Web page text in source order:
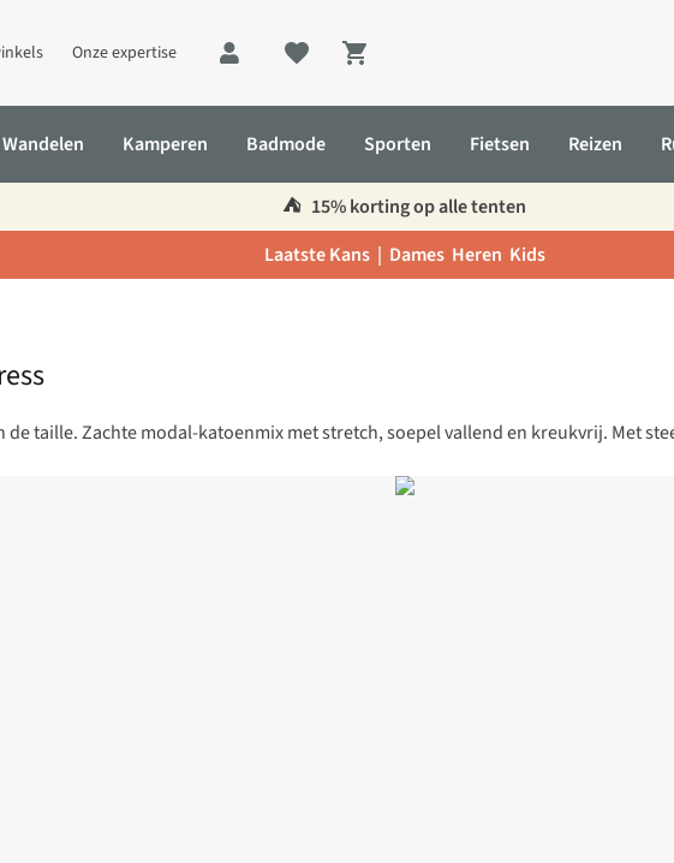
Onze expertise
Shopping cart
Wandelen Kamperen Badmode Sporten Fietsen Reizen
⛺️ 15% korting op alle tenten
Laatste Kans | Dames Heren Kids
taille. Zachte modal-katoenmix met stretch, soepel vallend en kreukvrij. Met